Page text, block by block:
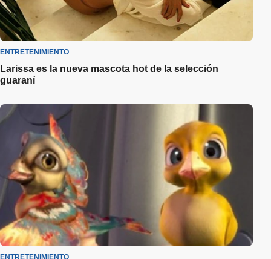
ENTRETENIMIENTO
Larissa es la nueva mascota hot de la selección
guaraní
ENTRETENIMIENTO